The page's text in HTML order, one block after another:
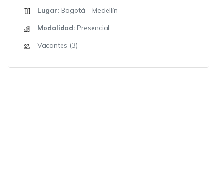
Lugar: Bogotá - Medellín
Modalidad: Presencial
Vacantes (3)